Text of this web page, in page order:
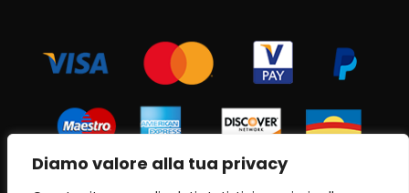
Diamo valore alla tua privacy